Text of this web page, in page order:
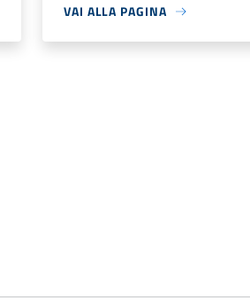
VAI ALLA PAGINA